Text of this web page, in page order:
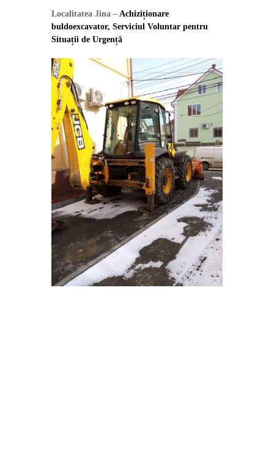
Localitatea Jina – Achiziționare
buldoexcavator, Serviciul Voluntar pentru
Situații de Urgență